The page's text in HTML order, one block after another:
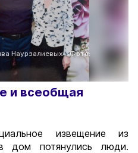
Наурзалиевых Фото:
и всеобщая
извещение из
дом потянулись люди.